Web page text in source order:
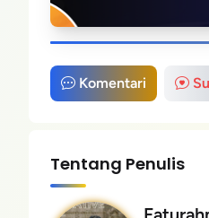
Komentari
Tentang Penulis